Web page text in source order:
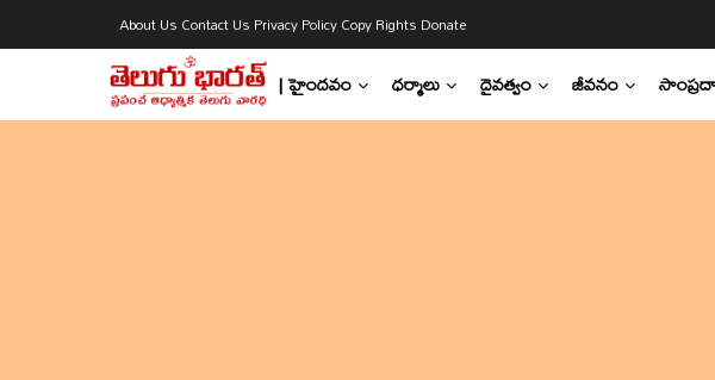
About Us Contact Us Privacy PolicyCopy Rights Donate
| హైందవం ధర్మాలు దైవత్వం జీవనం